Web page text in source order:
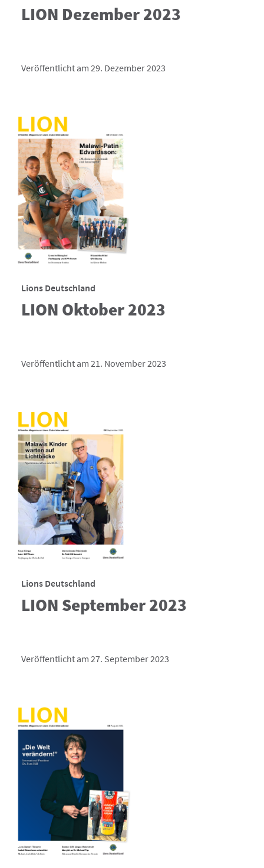
LION Dezember 2023
Veröffentlicht am 29. Dezember 2023
Lions Deutschland
LION Oktober 2023
Veröffentlicht am 21. November 2023
Lions Deutschland
LION September 2023
Veröffentlicht am 27. September 2023